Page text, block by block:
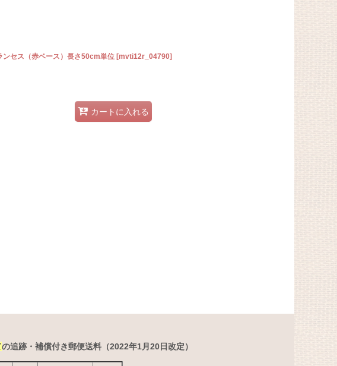
ンセス（赤ベース）長さ50cm単位 [mvti12r_04790]
カートに入れる
の追跡・補償付き郵便送料（2022年1月20日改定）